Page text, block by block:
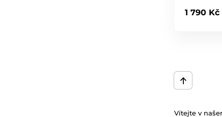
1 790 Kč
Vítejte v